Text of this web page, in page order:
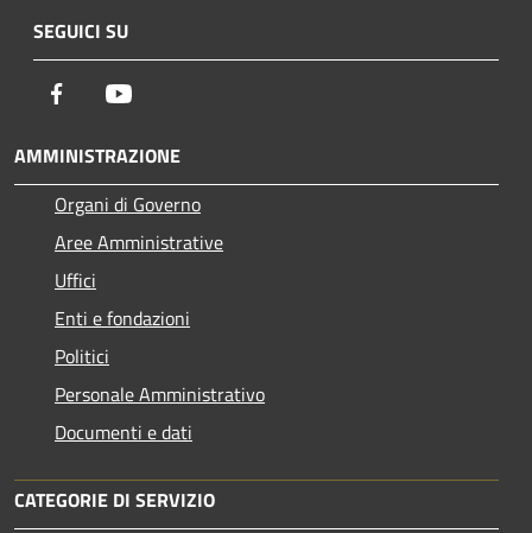
SEGUICI SU
Facebook
AMMINISTRAZIONE
Organi di Governo
Aree Amministrative
Uffici
Enti e fondazioni
Politici
Personale Amministrativo
Documenti e dati
CATEGORIE DI SERVIZIO